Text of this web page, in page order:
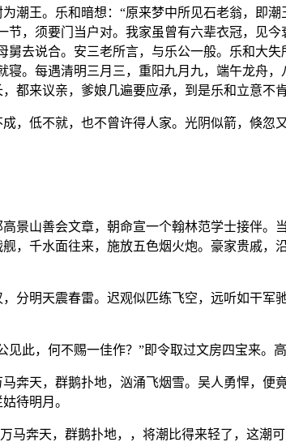
潮王。乐和暗想：“原来梦中所见石老翁，即
，须要门当户对。我家虽曾有六辈衣冠，见
去说合。安三老所言，与乐公一般。乐和大
。每遇清明三月三，重阳九月九，端午龙舟
都来议亲，爹娘几遍要应承，到是乐和立意不
，低不就，也不曾许得人家。光阴似箭，倏
景山善会文章，朝命宣一个翰林范学士接伴
，千水面往来，施放五色烟火炮。豪家贵戚
分明天震春雷。迟观似匹练飞空，远听如干
此，何不赐一佳作？”即令取过文房四宝来。
奔天，群鹅扑地，汹涌飞烟雪。吴人勇悍，
待明月。
奔天，群鹅扑地，，将潮比得来轻了，这潮